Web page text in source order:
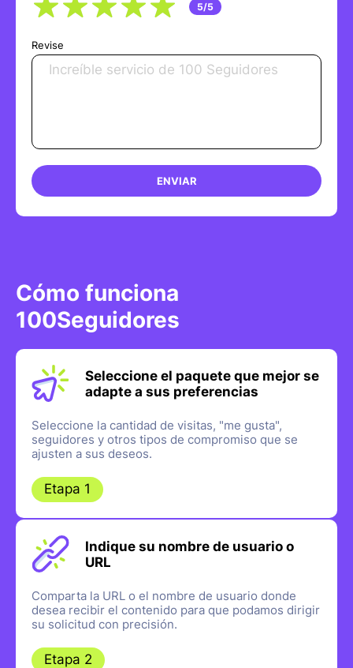
5/5
Revise
ENVIAR
Cómo funciona
100Seguidores
Seleccione el paquete que mejor se
adapte a sus preferencias
Seleccione la cantidad de visitas, "me gusta",
seguidores y otros tipos de compromiso que se
ajusten a sus deseos.
Etapa 1
Indique su nombre de usuario o
URL
Comparta la URL o el nombre de usuario donde
desea recibir el contenido para que podamos dirigir
su solicitud con precisión.
Etapa 2